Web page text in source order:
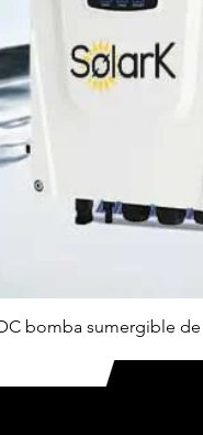
bomba sumergible